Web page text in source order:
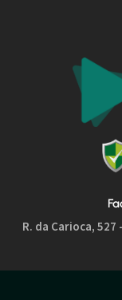
R. da Carioca,